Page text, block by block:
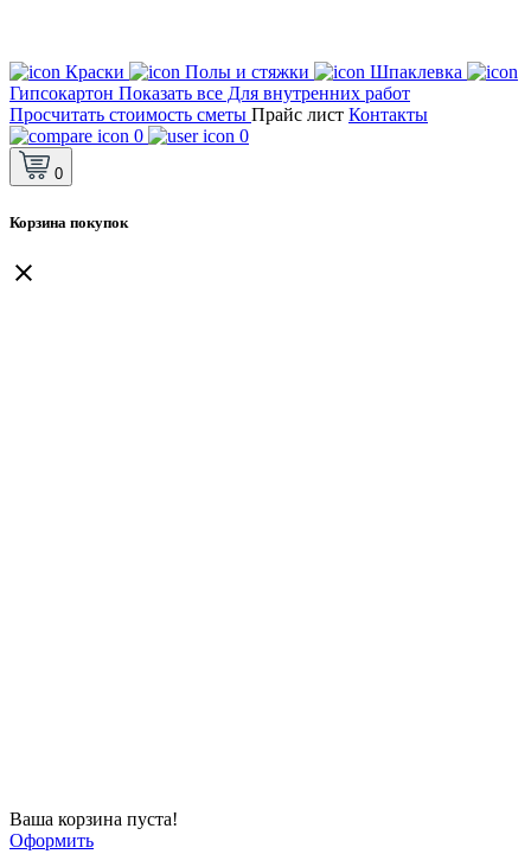
Краски Полы и стяжки
Шпаклевка
Гипсокартон Показать все Для внутренних работ
Просчитать стоимость сметы Прайс лист Контакты
0
0
0
Корзина покупок
Ваша корзина пуста!
Оформить